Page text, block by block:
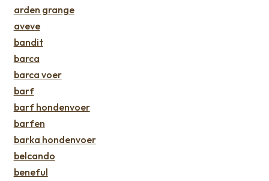
arden grange
aveve
bandit
barca
barca voer
barf
barf hondenvoer
barfen
barka hondenvoer
belcando
beneful